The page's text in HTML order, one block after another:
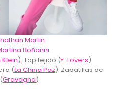
Martin
Boñanni
Klein). Top tejido (Y-Lovers).
(La China Paz). Zapatillas de
Gravagna)